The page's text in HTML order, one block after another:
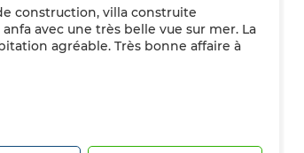
construction, villa construite
avec une très belle vue sur mer. La
agréable. Très bonne affaire à